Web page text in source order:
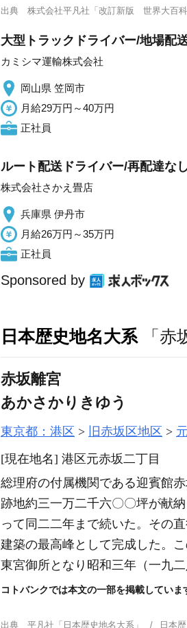
出典 株式会社平凡社「改訂新版 世界大百科
大型トラックドライバー/地場配
カミシマ運輸株式会社
岡山県 笠岡市
月給29万円～40万円
正社員
ルート配送ドライバー/再配達な
株式会社さかえ畳店
兵庫県 伊丹市
月給26万円～35万円
正社員
Sponsored by
日本歴史地名大系 「
赤坂離宮
あかさかりきゆう
東京都：港区 旧赤坂区地区
[現在地名] 港区元赤坂二丁目
総理府の付属機関である迎賓館
跡地約三一万二千六〇〇坪が献
って同二二年まで続いた。その
建築の最高峰として完成した。
東宮御所となり昭和三年 （一九二
コトバンクでは本文の一部を掲載してい
出典 平凡社「日本歴史地名大系」 日本